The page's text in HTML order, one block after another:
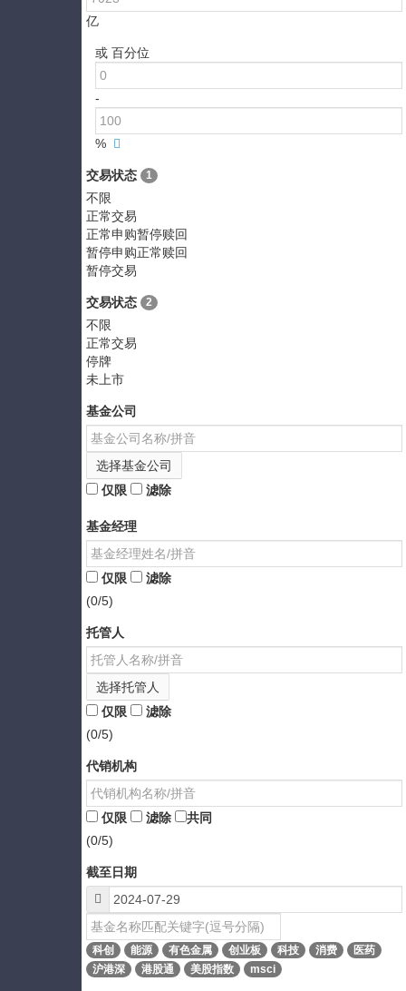
亿
或 百分位
-
%
交易状态 1
不限
正常交易
正常申购暂停赎回
暂停申购正常赎回
暂停交易
交易状态 2
不限
正常交易
停牌
未上市
基金公司
选择基金公司
仅限
滤除
基金经理
仅限
滤除
(0/5)
托管人
选择托管人
仅限
滤除
(0/5)
代销机构
仅限 滤除
共同
(0/5)
截至日期
科创 能源 有色金属 创业板 科技 消费
医药
沪港深
港股通 美股指数 msci